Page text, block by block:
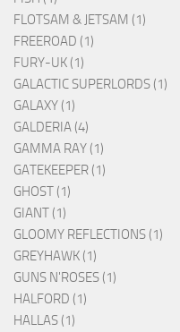
FLOTSAM & JETSAM (1)
FREEROAD (1)
FURY-UK (1)
GALACTIC SUPERLORDS (1)
GALAXY (1)
GALDERIA (4)
GAMMA RAY (1)
GATEKEEPER (1)
GHOST (1)
GIANT (1)
GLOOMY REFLECTIONS (1)
GREYHAWK (1)
GUNS N'ROSES (1)
HALFORD (1)
HALLAS (1)